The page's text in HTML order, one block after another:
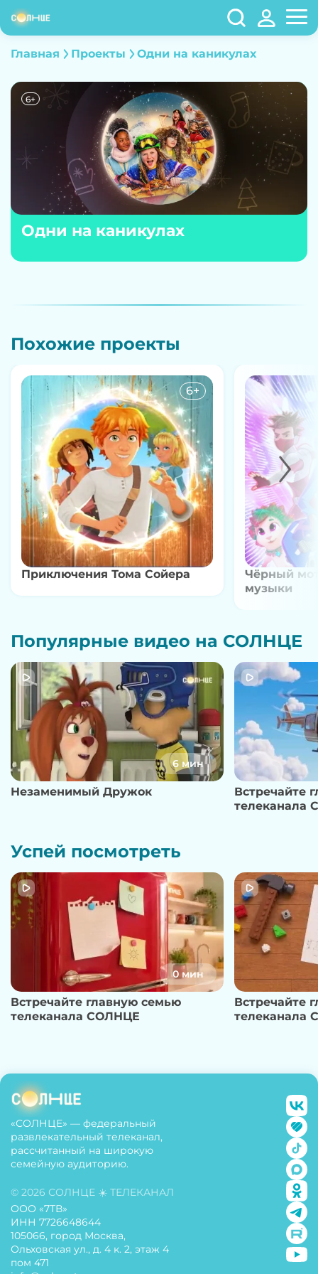
Главная Проекты Одни на каникулах
6+
Одни на каникулах
Похожие проекты
6+
Приключения Тома Сойера
Чёрный
музыки
Популярные видео на СОЛНЦЕ
6 мин
Незаменимый Дружок
Встречайте
телеканала
Успей посмотреть
0 мин
Встречайте главную семью
телеканала СОЛНЦЕ
Встречайте
телеканала
«СОЛНЦЕ» — федеральный
развлекательный телеканал,
рассчитанный на широкую
семейную аудиторию.
© 2026 СОЛНЦЕ ☀️ ТЕЛЕКАНАЛ
ООО «7ТВ»
ИНН 7726648644
105066, город Москва,
Ольховская ул., д. 4 к. 2, этаж 4
пом 471